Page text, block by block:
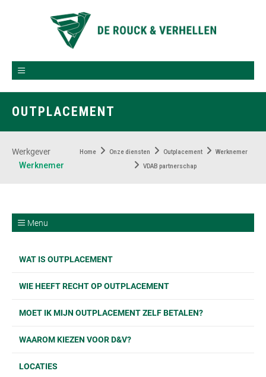
OUTPLACEMENT
Werkgever
Werknemer
Home Onze diensten Outplacement Werknemer
VDAB partnerschap
Menu
WAT IS OUTPLACEMENT
WIE HEEFT RECHT OP OUTPLACEMENT
MOET IK MIJN OUTPLACEMENT ZELF BETALEN?
WAAROM KIEZEN VOOR D&V?
LOCATIES